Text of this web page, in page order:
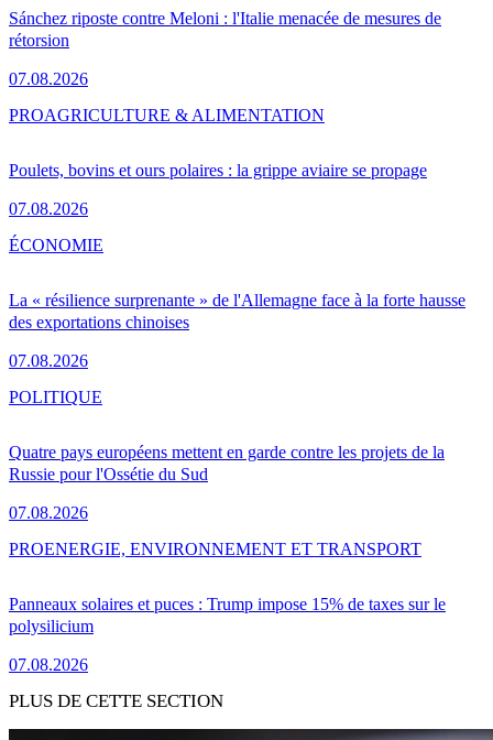
Sánchez riposte contre Meloni : l'Italie menacée de mesures de
rétorsion
07.08.2026
Poulets, bovins et ours polaires : la grippe aviaire se propage
07.08.2026
PROAGRICULTURE & ALIMENTATION
La « résilience surprenante » de l'Allemagne face à la forte hausse
des exportations chinoises
07.08.2026
ÉCONOMIE
Quatre pays européens mettent en garde contre les projets de la
Russie pour l'Ossétie du Sud
07.08.2026
POLITIQUE
Panneaux solaires et puces : Trump impose 15% de taxes sur le
polysilicium
07.08.2026
PROENERGIE, ENVIRONNEMENT ET TRANSPORT
PLUS DE CETTE SECTION